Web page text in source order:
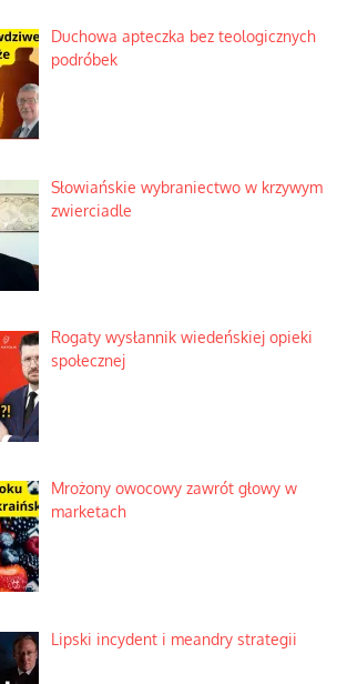
Duchowa apteczka bez teologicznych
podróbek
Słowiańskie wybraniectwo w krzywym
zwierciadle
Rogaty wysłannik wiedeńskiej opieki
społecznej
Mrożony owocowy zawrót głowy w
marketach
Lipski incydent i meandry strategii